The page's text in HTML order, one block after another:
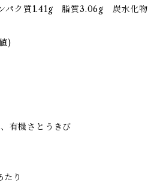
パク質1.41g 脂質3.06g 炭水化物
)
有機さとうきび
たり